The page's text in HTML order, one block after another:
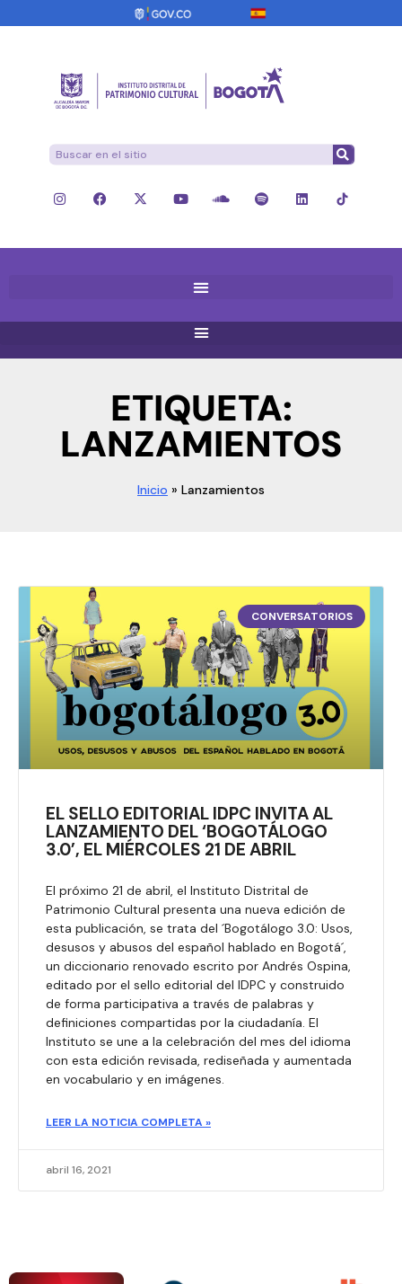
ETIQUETA:
LANZAMIENTOS
Inicio » Lanzamientos
CONVERSATORIOS
EL SELLO EDITORIAL IDPC INVITA AL
LANZAMIENTO DEL ‘BOGOTÁLOGO
3.0’, EL MIÉRCOLES 21 DE ABRIL
El próximo 21 de abril, el Instituto Distrital de
Patrimonio Cultural presenta una nueva edición de
esta publicación, se trata del ´Bogotálogo 3.0: Usos,
desusos y abusos del español hablado en Bogotá´,
un diccionario renovado escrito por Andrés Ospina,
editado por el sello editorial del IDPC y construido
de forma participativa a través de palabras y
definiciones compartidas por la ciudadanía. El
Instituto se une a la celebración del mes del idioma
con esta edición revisada, rediseñada y aumentada
en vocabulario y en imágenes.
LEER LA NOTICIA COMPLETA »
abril 16, 2021